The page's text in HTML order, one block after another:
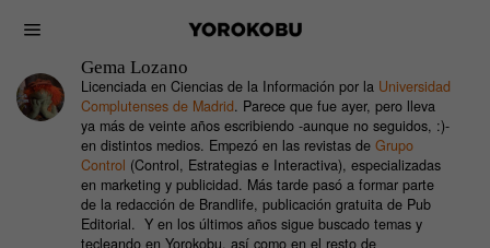
Gema Lozano
Licenciada en Ciencias de la Información por la Universidad
Complutenses de Madrid. Parece que fue ayer, pero lleva
ya más de veinte años escribiendo -aunque no seguidos, :)-
en distintos medios. Empezó en las revistas de Grupo
Control (Control, Estrategias e Interactiva), especializadas
en marketing y publicidad. Más tarde pasó a formar parte
de la redacción de Brandlife, publicación gratuita de Pub
Editorial. Y en los últimos años sigue buscado temas y
tecleando en Yorokobu, así como en el resto de